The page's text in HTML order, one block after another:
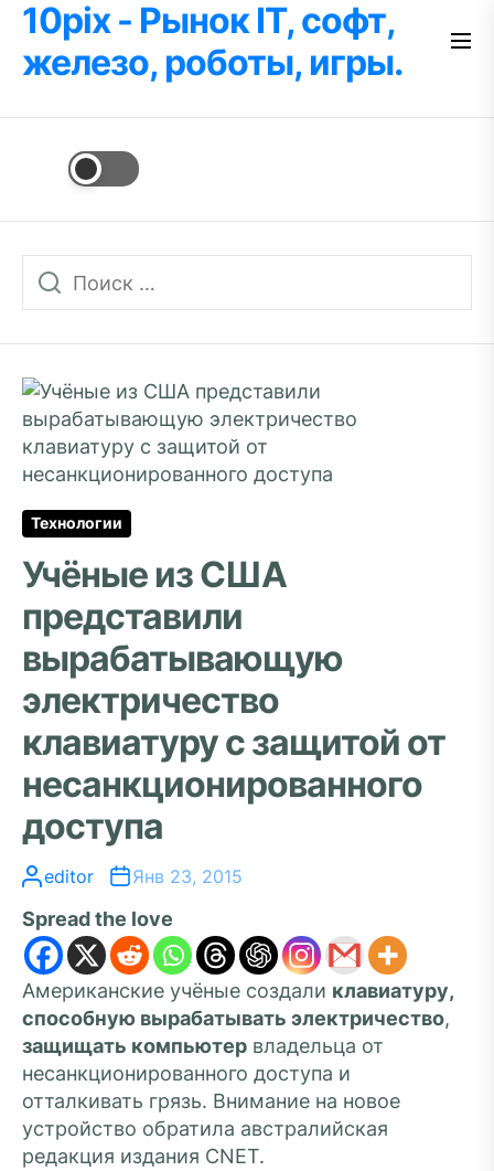
Перейти
содержимому
10pix - Рынок IT, софт,
железо, роботы, игры.
Технологии
Учёные из США
представили
вырабатывающую
электричество
клавиатуру с защитой от
несанкционированного
доступа
editor Янв 23, 2015
Spread the love
Американские учёные создали клавиатуру,
способную вырабатывать электричество,
защищать компьютер владельца от
несанкционированного доступа и
отталкивать грязь. Внимание на новое
устройство обратила австралийская
редакция издания CNET.